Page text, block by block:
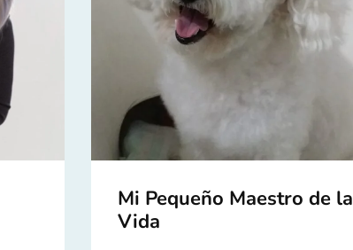
Mi Pequeño Maestro de la
Vida